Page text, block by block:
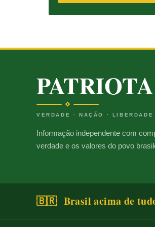
PATRIOTA
VERDADE · NAÇÃO · LIBERDADE
Informação independente com
verdade e os valores do povo
🇧🇷 Brasil acima de